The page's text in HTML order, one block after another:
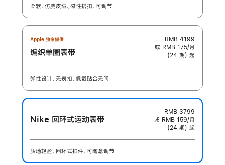
柔软、仿麂皮绒、磁性搭扣、可调节
Apple 独家提供
编织单圈表带
RMB 4199
或 RMB 175/月
(24 期) 起
弹性设计、无表扣、佩戴贴合无间
Nike 回环式运动表带
RMB 3799
或 RMB 159/月
(24 期) 起
质地轻盈、回环式扣件、可随意调节